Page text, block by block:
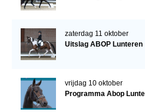
zaterdag 11 oktober
Uitslag ABOP Lunteren
vrijdag 10 oktober
Programma Abop